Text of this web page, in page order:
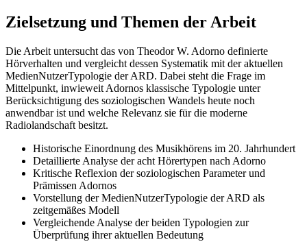
Zielsetzung und Themen der Arbeit
Die Arbeit untersucht das von Theodor W. Adorno definierte
Hörverhalten und vergleicht dessen Systematik mit der aktuellen
MedienNutzerTypologie der ARD. Dabei steht die Frage im
Mittelpunkt, inwieweit Adornos klassische Typologie unter
Berücksichtigung des soziologischen Wandels heute noch
anwendbar ist und welche Relevanz sie für die moderne
Radiolandschaft besitzt.
Historische Einordnung des Musikhörens im 20. Jahrhundert
Detaillierte Analyse der acht Hörertypen nach Adorno
Kritische Reflexion der soziologischen Parameter und
Prämissen Adornos
Vorstellung der MedienNutzerTypologie der ARD als
zeitgemäßes Modell
Vergleichende Analyse der beiden Typologien zur
Überprüfung ihrer aktuellen Bedeutung